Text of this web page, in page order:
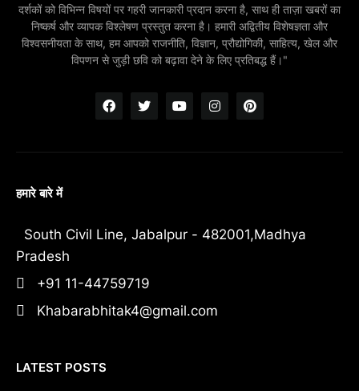
दर्शकों को विभिन्न विषयों पर गहरी जानकारी प्रदान करना है, साथ ही ताज़ा खबरों का
निष्कर्ष और व्यापक विश्लेषण प्रस्तुत करना है। हमारी अद्वितीय विशेषज्ञता और
विश्वसनीयता के साथ, हम आपको राजनीति, विज्ञान, प्रौद्योगिकी, साहित्य, खेल और
विपणन से जुड़ी छवि को बढ़ावा देने के लिए प्रतिबद्ध हैं।"
हमारे बारे में
South Civil Line, Jabalpur - 482001,Madhya
Pradesh
+91 11-44759719
Khabarabhitak4@gmail.com
LATEST POSTS